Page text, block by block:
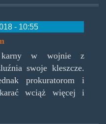
- 10:55
karny w wojnie z
swoje kleszcze.
prokuratorom i
wciąż więcej i